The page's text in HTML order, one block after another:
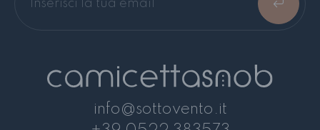
info@sottovento.it